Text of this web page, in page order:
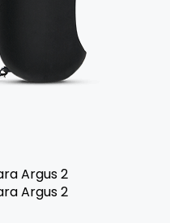
Argus 2
Argus 2